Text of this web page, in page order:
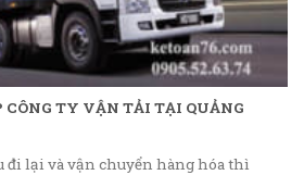
TY VẬN TẢI TẠI QUẢNG
đi lại và vận chuyển hàng hóa thì